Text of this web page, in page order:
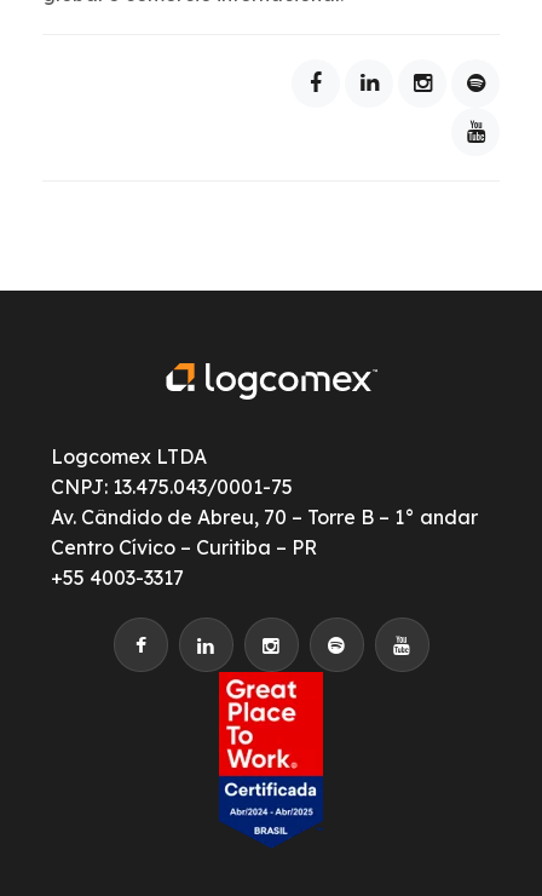
Logcomex LTDA
CNPJ: 13.475.043/0001-75
Av. Cândido de Abreu, 70 – Torre B – 1° andar
Centro Cívico – Curitiba – PR
+55 4003-3317